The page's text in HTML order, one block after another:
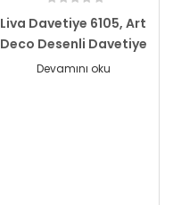
Liva Davetiye 6105, Art
Deco Desenli Davetiye
Devamını oku